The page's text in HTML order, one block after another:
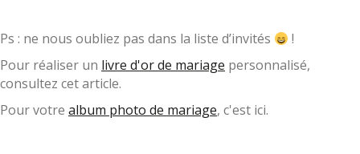
Ps : ne nous oubliez pas dans la liste d’invités
!
Pour réaliser un livre d'or de mariage personnalisé,
consultez cet article.
Pour votre album photo de mariage, c'est ici.